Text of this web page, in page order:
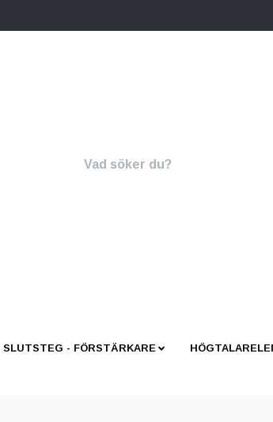
SLUTSTEG - FÖRSTÄRKARE